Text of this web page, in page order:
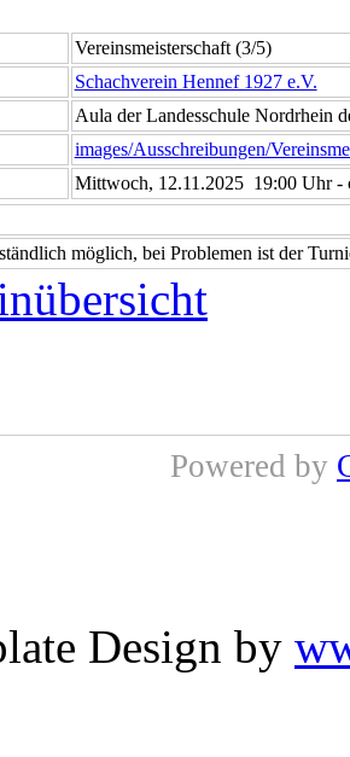
Vereinsmeisterschaft (3/5)
Schachverein Hennef 1927 e.V.
Aula der Landesschule Nordrhein
images/Ausschreibungen/
Mittwoch, 12.11.2025 19:00 Uhr -
möglich, bei Problemen ist der
Powered by
Design by